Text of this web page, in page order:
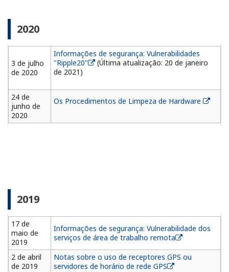
2020
3 de julho
de 2020
Informações de segurança: Vulnerabilidades
"Ripple20"
(Última atualização: 20 de janeiro
de 2021)
24 de
junho de
2020
Os Procedimentos de Limpeza de Hardware
2019
17 de
maio de
2019
Informações de segurança: Vulnerabilidade dos
serviços de área de trabalho remota
2 de abril
de 2019
Notas sobre o uso de receptores GPS ou
servidores de horário de rede GPS